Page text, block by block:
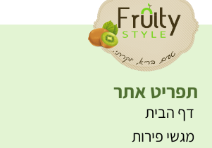
תפריט אתר
דף הבית
מגשי פירות